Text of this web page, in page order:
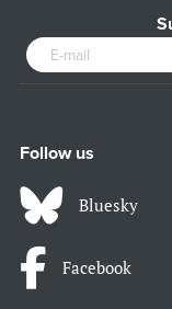
Follow us
Bluesky
Facebook